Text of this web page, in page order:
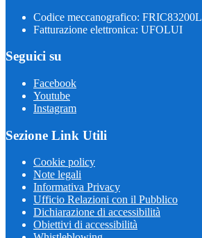
Codice meccanografico: FRIC83200L
Fatturazione elettronica: UFOLUI
Seguici su
Facebook
Youtube
Instagram
Sezione Link Utili
Cookie policy
Note legali
Informativa Privacy
Ufficio Relazioni con il Pubblico
Dichiarazione di accessibilità
Obiettivi di accessibilità